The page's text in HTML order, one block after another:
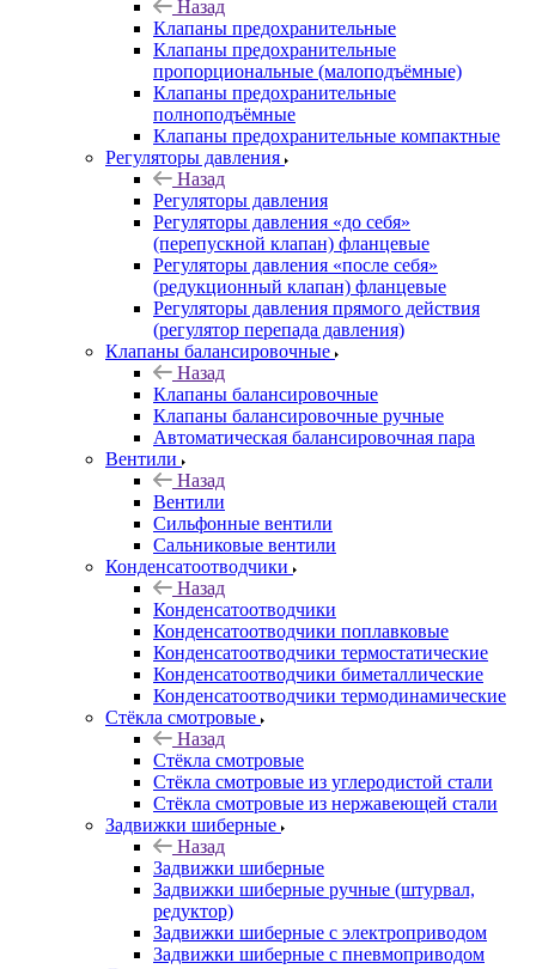
Назад
Клапаны предохранительные
Клапаны предохранительные
пропорциональные (малоподъёмные)
Клапаны предохранительные
полноподъёмные
Клапаны предохранительные компактные
Регуляторы давления
Назад
Регуляторы давления
Регуляторы давления «до себя»
(перепускной клапан) фланцевые
Регуляторы давления «после себя»
(редукционный клапан) фланцевые
Регуляторы давления прямого действия
(регулятор перепада давления)
Клапаны балансировочные
Назад
Клапаны балансировочные
Клапаны балансировочные ручные
Автоматическая балансировочная пара
Вентили
Назад
Вентили
Сильфонные вентили
Сальниковые вентили
Конденсатоотводчики
Назад
Конденсатоотводчики
Конденсатоотводчики поплавковые
Конденсатоотводчики термостатические
Конденсатоотводчики биметаллические
Конденсатоотводчики термодинамические
Стёкла смотровые
Назад
Стёкла смотровые
Стёкла смотровые из углеродистой стали
Стёкла смотровые из нержавеющей стали
Задвижки шиберные
Назад
Задвижки шиберные
Задвижки шиберные ручные (штурвал,
редуктор)
Задвижки шиберные с электроприводом
Задвижки шиберные с пневмоприводом